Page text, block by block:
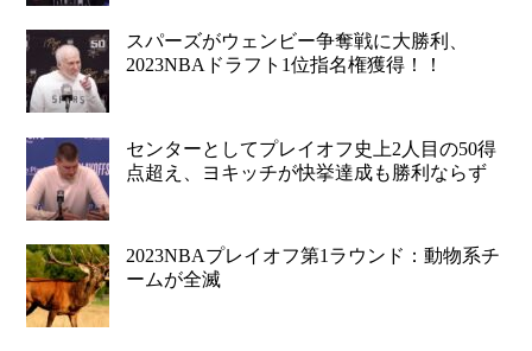
スパーズがウェンビー争奪戦に大勝利、
2023NBAドラフト1位指名権獲得！！
センターとしてプレイオフ史上2人目の50得
点超え、ヨキッチが快挙達成も勝利ならず
2023NBAプレイオフ第1ラウンド：動物系チ
ームが全滅